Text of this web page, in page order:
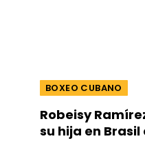
BOXEO CUBANO
Robeisy
su hija en